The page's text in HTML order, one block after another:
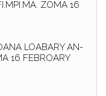
ZOMA 16
LOABARY AN-
16 FEBROARY